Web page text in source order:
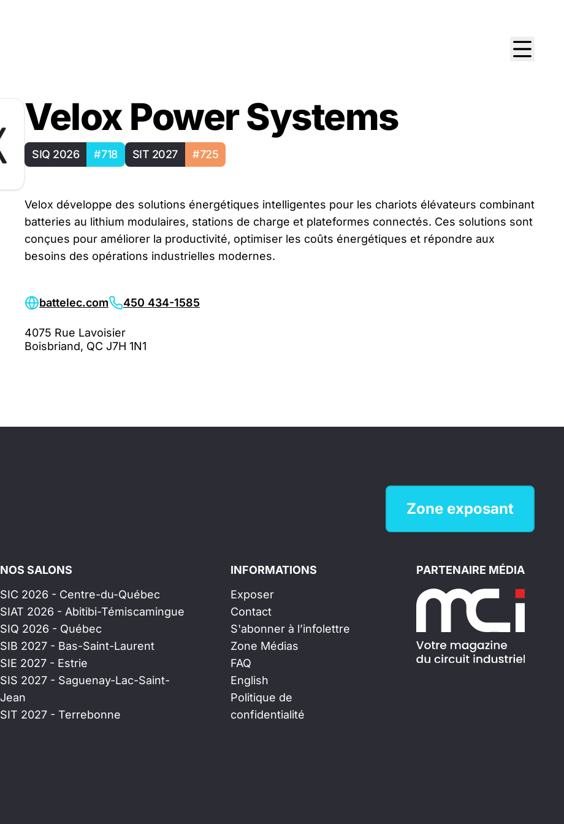
Velox Power Systems
SIQ 2026 #718 SIT 2027 #725
Velox développe des solutions énergétiques intelligentes pour les chariots élévateurs combinant
batteries au lithium modulaires, stations de charge et plateformes connectés. Ces solutions sont
conçues pour améliorer la productivité, optimiser les coûts énergétiques et répondre aux
besoins des opérations industrielles modernes.
battelec.com 450 434-1585
4075 Rue Lavoisier
Boisbriand, QC J7H 1N1
Zone exposant
NOS SALONS
SIC 2026 - Centre-du-Québec
SIAT 2026 - Abitibi-Témiscamingue
SIQ 2026 - Québec
SIB 2027 - Bas-Saint-Laurent
SIE 2027 - Estrie
SIS 2027 - Saguenay-Lac-Saint-
Jean
SIT 2027 - Terrebonne
INFORMATIONS
Exposer
Contact
S'abonner à l’infolettre
Zone Médias
FAQ
English
Politique de
confidentialité
PARTENAIRE MÉDIA